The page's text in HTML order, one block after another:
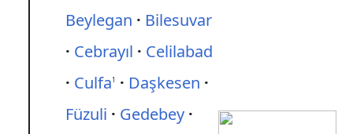
Beylegan
Bilesuvar
Cebrayıl
Celilabad
Culfa1
Daşkesen
Füzuli
Gedebey